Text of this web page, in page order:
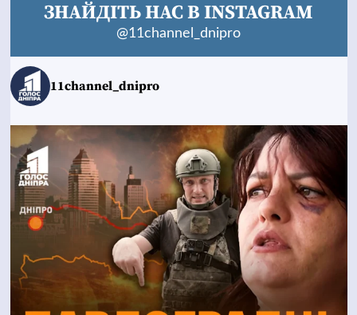
ЗНАЙДІТЬ НАС В INSTAGRAM
@11channel_dnipro
11channel_dnipro